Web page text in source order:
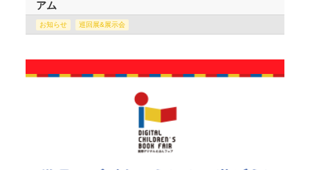
アム
お知らせ 巡回展&展示会